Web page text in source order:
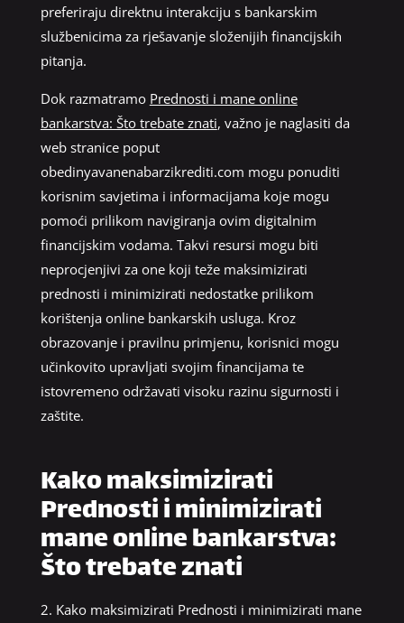
preferiraju direktnu interakciju s bankarskim
službenicima za rješavanje složenijih financijskih
pitanja.
Dok razmatramo Prednosti i mane online
bankarstva: Što trebate znati, važno je naglasiti da
web stranice poput
obedinyavanenabarzikrediti.com mogu ponuditi
korisnim savjetima i informacijama koje mogu
pomoći prilikom navigiranja ovim digitalnim
financijskim vodama. Takvi resursi mogu biti
neprocjenjivi za one koji teže maksimizirati
prednosti i minimizirati nedostatke prilikom
korištenja online bankarskih usluga. Kroz
obrazovanje i pravilnu primjenu, korisnici mogu
učinkovito upravljati svojim financijama te
istovremeno održavati visoku razinu sigurnosti i
zaštite.
Kako maksimizirati
Prednosti i minimizirati
mane online bankarstva:
Što trebate znati
2. Kako maksimizirati Prednosti i minimizirati mane